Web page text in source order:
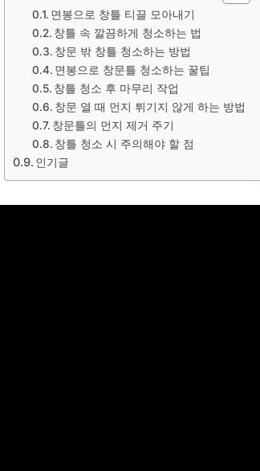
면봉으로 창틀 티끌 모아내기
창틀 속 깔끔하게 청소하는 법
창문 밖 창틀 청소하는 방법
면봉으로 창문틀 청소하는 꿀팁
창틀 청소 후 마무리 작업
창문 열 때 먼지 튀기지 않게 하는 방법
창문틀의 먼지 제거 주기
창틀 청소 시 주의해야 할 점
인기글